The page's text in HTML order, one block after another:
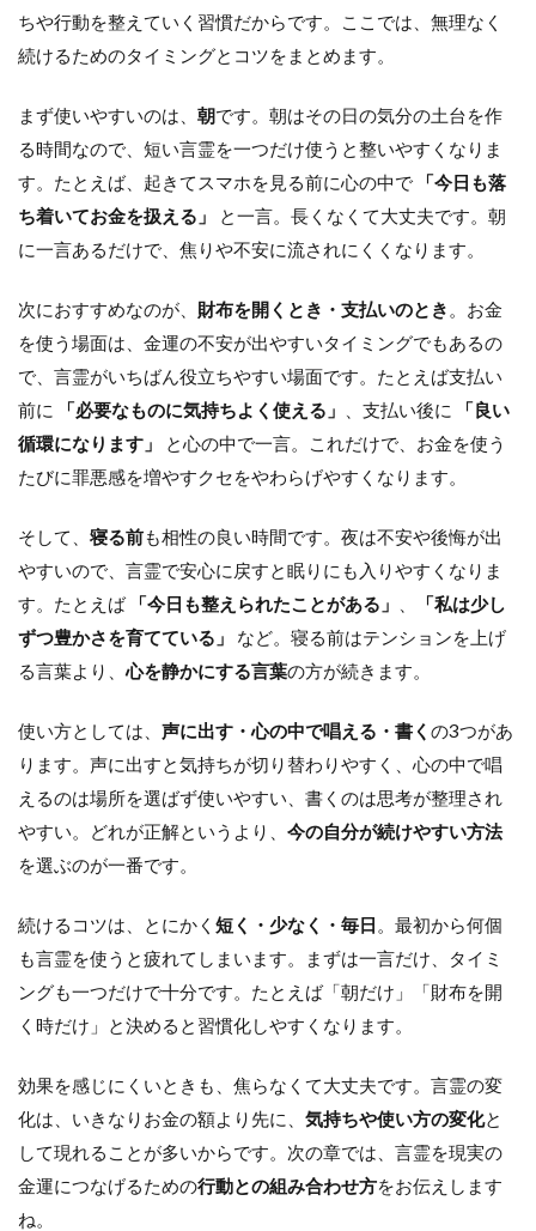
ちや行動を整えていく習慣だからです。ここでは、無理なく
続けるためのタイミングとコツをまとめます。
まず使いやすいのは、 朝です。朝はその日の気分の土台を作
る時間なので、短い言霊を一つだけ使うと整いやすくなりま
す。たとえば、起きてスマホを見る前に心の中で
「今日も落
ち着いてお金を扱える」
と一言。長くなくて大丈夫です。朝
に一言あるだけで、焦りや不安に流されにくくなります。
次におすすめなのが、 財布を開くとき・支払いのとき 。お金
を使う場面は、金運の不安が出やすいタイミングでもあるの
で、言霊がいちばん役立ちやすい場面です。たとえば支払い
前に
「必要なものに気持ちよく使える」 、支払い後に
「良い
循環になります」
と心の中で一言。これだけで、お金を使う
たびに罪悪感を増やすクセをやわらげやすくなります。
そして、 寝る前も相性の良い時間です。夜は不安や後悔が出
やすいので、言霊で安心に戻すと眠りにも入りやすくなりま
す。たとえば
「今日も整えられたことがある」
「私は少し
ずつ豊かさを育てている」
など。寝る前はテンションを上げ
る言葉より、心を静かにする言葉の方が続きます。
使い方としては、 声に出す・心の中で唱える・書く の3つがあ
ります。声に出すと気持ちが切り替わりやすく、心の中で唱
えるのは場所を選ばず使いやすい、書くのは思考が整理され
やすい。どれが正解というより、 今の自分が続けやすい方法
を選ぶのが一番です。
続けるコツは、とにかく 短く・少なく・毎日 。最初から何個
も言霊を使うと疲れてしまいます。まずは一言だけ、タイミ
ングも一つだけで十分です。たとえば「朝だけ」「財布を開
く時だけ」と決めると習慣化しやすくなります。
効果を感じにくいときも、焦らなくて大丈夫です。言霊の変
化は、いきなりお金の額より先に、 気持ちや使い方の変化と
して現れることが多いからです。次の章では、言霊を現実の
金運につなげるための行動との組み合わせ方をお伝えします
ね。